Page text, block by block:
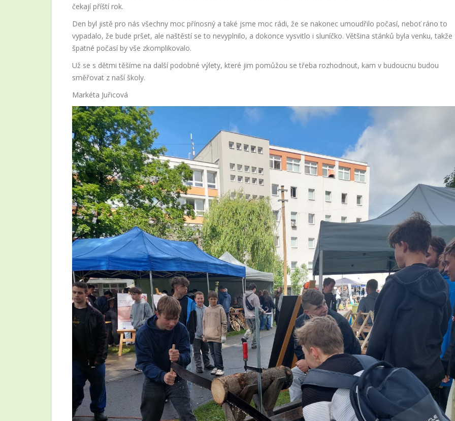
čekají příští rok.
Den byl jistě pro nás všechny moc přínosný a také jsme moc rádi, že se nakonec umoudřilo počasí, neboť ráno to
vypadalo, že bude pršet, ale naštěstí se to nevyplnilo, a dokonce vysvitlo i sluníčko. Většina stánků byla venku, takže
špatné počasí by vše zkomplikovalo.
Už se s dětmi těšíme na další podobné výlety, které jim pomůžou se třeba rozhodnout, kam v budoucnu budou
směřovat z naší školy.
Markéta Juřicová